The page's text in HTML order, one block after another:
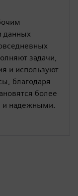
данных
задачи,
и используют
благодаря
более
надежными.